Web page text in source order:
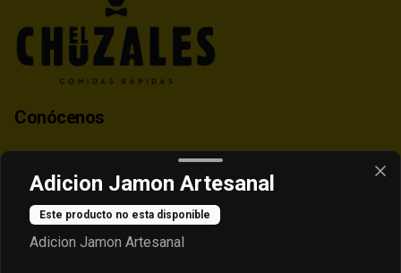
Conócenos
Despacho
Términos y condiciones
Adicion Jamon Artesanal
Este producto no esta disponible
Adicion Jamon Artesanal